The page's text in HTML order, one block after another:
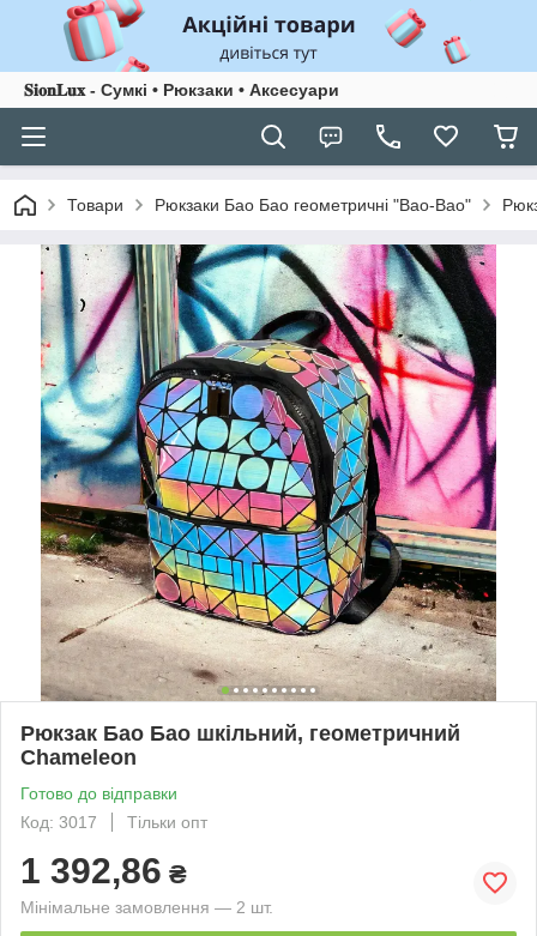
𝐒𝐢𝐨𝐧𝐋𝐮𝐱 - Сумкі • Рюкзаки • Аксесуари
Товари Рюкзаки Бао Бао геометричні "Bao-Bao"
Рюкзак Бао Бао шкільний, геометричний
Chameleon
Готово до відправки
Код: 3017
Тільки опт
1 392,86 ₴
Мінімальне замовлення — 2 шт.